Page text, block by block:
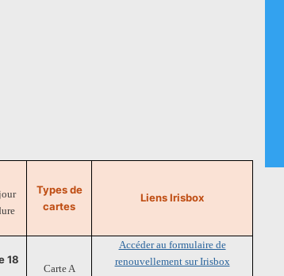
Types de
cartes
Liens Irisbox
18
Carte A
Accéder au formulaire de
renouvellement sur Irisbox